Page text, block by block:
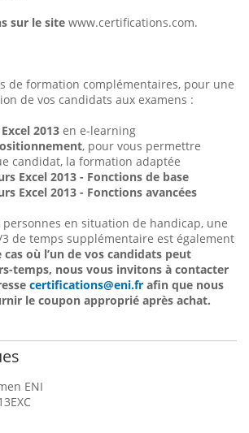
sur le site www.certifications.com.
de formation complémentaires, pour une
de vos candidats aux examens :
2013 en e-learning
, pour vous permettre
candidat, la formation adaptée
Excel 2013 - Fonctions de base
Excel 2013 - Fonctions avancées
personnes en situation de handicap, une
de temps supplémentaire est également
cas où l’un de vos candidats peut
temps, nous vous invitons à contacter
certifications@eni.fr afin que nous
le coupon approprié après achat.
ENI